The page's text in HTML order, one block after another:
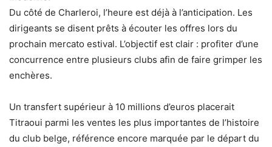
Du côté de Charleroi, l’heure est déjà à l’anticipation. Les
dirigeants se disent prêts à écouter les offres lors du
prochain mercato estival. L’objectif est clair : profiter d’une
concurrence entre plusieurs clubs afin de faire grimper les
enchères.
Un transfert supérieur à 10 millions d’euros placerait
Titraoui parmi les ventes les plus importantes de l’histoire
du club belge, référence encore marquée par le départ du